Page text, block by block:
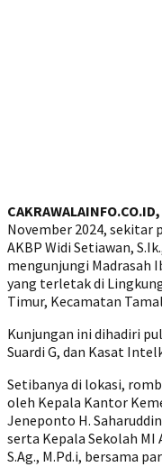
November 2024, sekitar
AKBP Widi Setiawan,
mengunjungi Madrasah
yang terletak di
Timur, Kecamatan
Kunjungan ini dihadiri
Suardi G, dan Kasat
Setibanya di lokasi,
oleh Kepala Kantor
Jeneponto H.
serta Kepala Sekolah
S.Ag., M.Pd.i, bersama